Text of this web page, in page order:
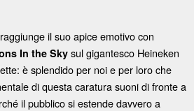
il suo apice emotivo con
In the Skysul gigantesco Heineken
è splendido per noi e per loro che
di questa caratura suoni di fronte a
il pubblico si estende davvero a